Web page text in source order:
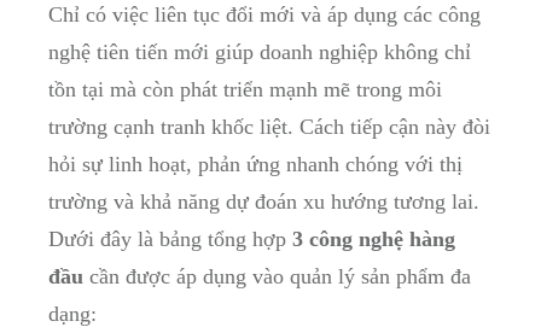
Chỉ có việc liên tục đổi mới và ‌áp dụng các công
nghệ tiên tiến ⁤mới giúp doanh nghiệp ⁣không chỉ
tồn tại‍ mà‌ còn phát triển mạnh mẽ trong môi
trường ‍cạnh tranh khốc​ liệt.⁢ Cách⁣ tiếp cận ​này đòi
hỏi sự ‌linh hoạt, phản ⁤ứng nhanh chóng‌ với thị
trường và ​khả năng dự đoán xu hướng ‌tương⁣ lai.
Dưới⁣ đây là bảng⁤ tổng hợp 3 công nghệ hàng
đầu cần được áp dụng vào quản lý sản phẩm ‍đa
dạng: